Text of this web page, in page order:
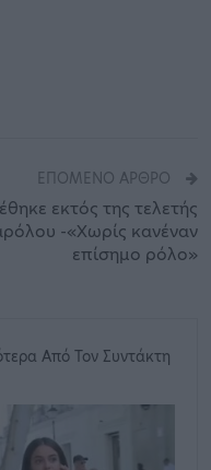
ΕΠΌΜΕΝΟ ΆΡΘΡΟ
εκτός της τελετής
-«Χωρίς κανέναν
επίσημο ρόλο»
Από Τον Συντάκτη